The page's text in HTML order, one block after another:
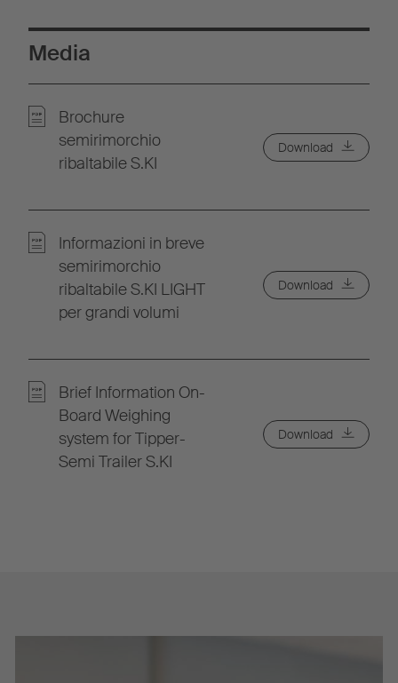
Media
Brochure
semirimorchio
ribaltabile S.KI
Download
Informazioni in breve
semirimorchio
ribaltabile S.KI LIGHT
per grandi volumi
Download
Brief Information On-
Board Weighing
system for Tipper-
Semi Trailer S.KI
Download